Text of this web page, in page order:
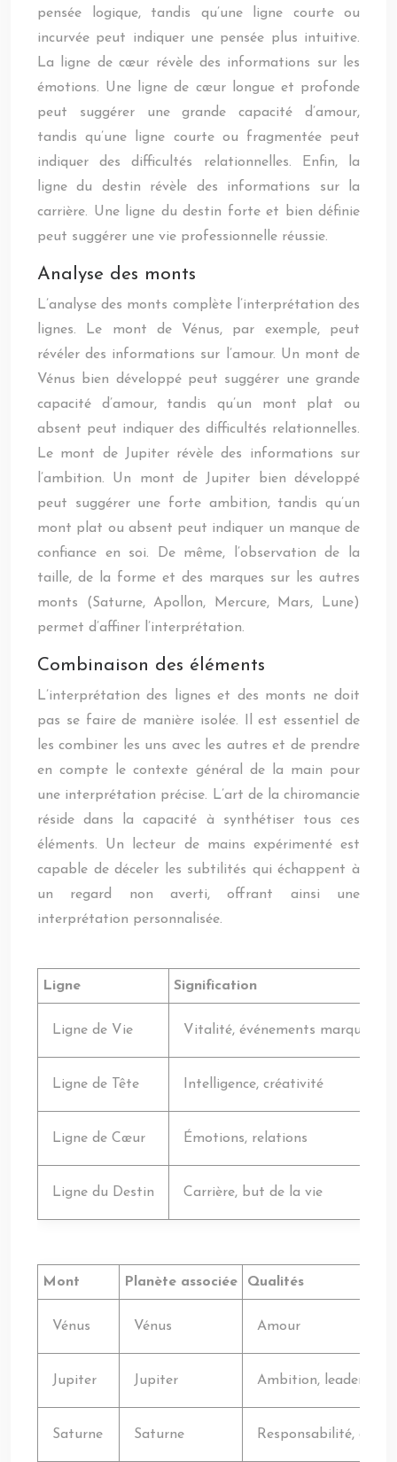
pensée logique, tandis qu’une ligne courte ou
incurvée peut indiquer une pensée plus intuitive.
La ligne de cœur révèle des informations sur les
émotions. Une ligne de cœur longue et profonde
peut suggérer une grande capacité d’amour,
tandis qu’une ligne courte ou fragmentée peut
indiquer des difficultés relationnelles. Enfin, la
ligne du destin révèle des informations sur la
carrière. Une ligne du destin forte et bien définie
peut suggérer une vie professionnelle réussie.
Analyse des monts
L’analyse des monts complète l’interprétation des
lignes. Le mont de Vénus, par exemple, peut
révéler des informations sur l’amour. Un mont de
Vénus bien développé peut suggérer une grande
capacité d’amour, tandis qu’un mont plat ou
absent peut indiquer des difficultés relationnelles.
Le mont de Jupiter révèle des informations sur
l’ambition. Un mont de Jupiter bien développé
peut suggérer une forte ambition, tandis qu’un
mont plat ou absent peut indiquer un manque de
confiance en soi. De même, l’observation de la
taille, de la forme et des marques sur les autres
monts (Saturne, Apollon, Mercure, Mars, Lune)
permet d’affiner l’interprétation.
Combinaison des éléments
L’interprétation des lignes et des monts ne doit
pas se faire de manière isolée. Il est essentiel de
les combiner les uns avec les autres et de prendre
en compte le contexte général de la main pour
une interprétation précise. L’art de la chiromancie
réside dans la capacité à synthétiser tous ces
éléments. Un lecteur de mains expérimenté est
capable de déceler les subtilités qui échappent à
un regard non averti, offrant ainsi une
interprétation personnalisée.
Ligne Signification
Ligne de Vie Vitalité, événements marquants
Ligne de Tête Intelligence, créativité
Ligne de Cœur Émotions, relations
Ligne du Destin Carrière, but de la vie
Mont Planète associée Qualités
Vénus Vénus Amour
Jupiter Jupiter Ambition, leadership
Saturne Saturne Responsabilité,